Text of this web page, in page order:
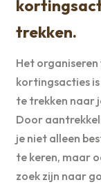
trekken.
Het
kortingsacties
te trekken naar
Door
je niet alleen
te keren, maar
zoek zijn naar